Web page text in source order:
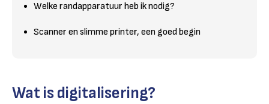
Welke randapparatuur heb ik nodig?
Scanner en slimme printer, een goed begin
Wat is digitalisering?